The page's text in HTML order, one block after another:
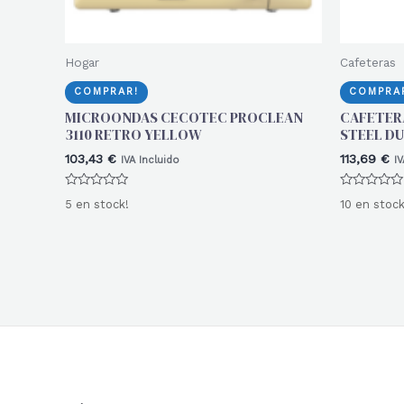
Hogar
COMPRAR!
MICROONDAS CECOTEC PROCLEAN
3110 RETRO YELLOW
103,43 € IVA Incluido
con
5 en stock!
Cafeteras
STEEL
113,69 €
con
10 en